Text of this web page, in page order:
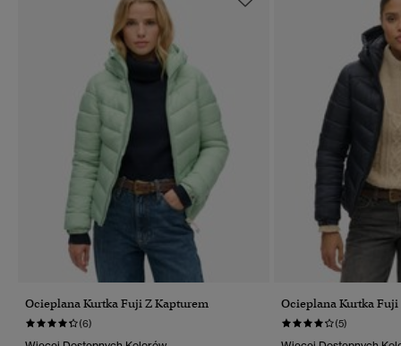
Ocieplana Kurtka Fuji Z Kapturem
(6)
Ocieplana Kurtka
(5)